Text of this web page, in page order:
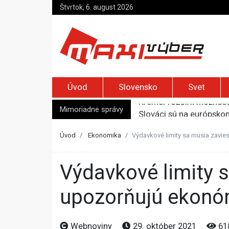
Štvrtok, 6. august 2026
Úvod Slovensko Svet
Mimoriadne správy
Slováci sú na
Španielske médiá
Úvod Ekonomika Výdavkové limity sa musia
Výdavkové limity sa musia zaviesť do praxe čo najskôr,
upozorňujú
Webnoviny 29. október 2021